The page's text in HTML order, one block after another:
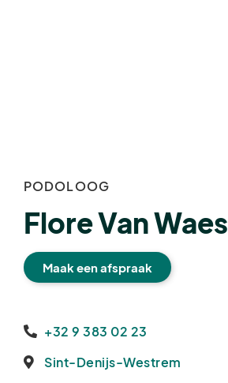
PODOLOOG
Flore Van Waes
Maak een afspraak
+32 9 383 02 23
Sint-Denijs-Westrem